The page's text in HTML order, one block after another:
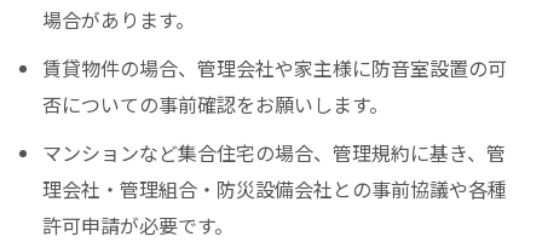
場合があります。
賃貸物件の場合、管理会社や家主様に防音室設置の可
否についての事前確認をお願いします。
マンションなど集合住宅の場合、管理規約に基き、管
理会社・管理組合・防災設備会社との事前協議や各種
許可申請が必要です。